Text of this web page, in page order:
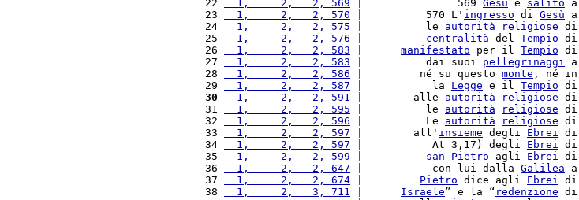
22
  1,     2,   2, 569
|               569 Gesù è salito a
23
  1,     2,   2, 570
|          570 L' ingresso di Gesù a
24
  1,     2,   2, 575
|          le autorità religiose di
25
  1,     2,   2, 576
centralità del Tempio di
26
  1,     2,   2, 583
manifestato per il Tempio di
27
  1,     2,   2, 583
|          dai suoi pellegrinaggi a
28
  1,     2,   2, 586
|         né su questo monte , né in
29
  1,     2,   2, 587
|           la Legge e il Tempio di
30
  1,     2,   2, 591
|        alle autorità religiose di
31
  1,     2,   2, 595
|          le autorità religiose di
32
  1,     2,   2, 596
|          Le autorità religiose di
33
  1,     2,   2, 597
|        all' insieme degli Ebrei di
34
  1,     2,   2, 597
|           At 3,17) degli Ebrei di
35
  1,     2,   2, 599
san Pietro agli Ebrei di
36
  1,     2,   2, 647
|           con lui dalla Galilea a
37
  1,     2,   2, 674
Pietro dice agli Ebrei di
38
  1,     2,   3, 711
Israele” e la “ redenzione di